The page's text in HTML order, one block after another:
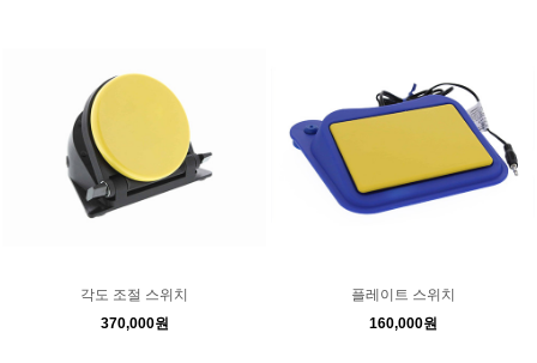
각도 조절 스위치
370,000원
플레이트 스위치
160,000원